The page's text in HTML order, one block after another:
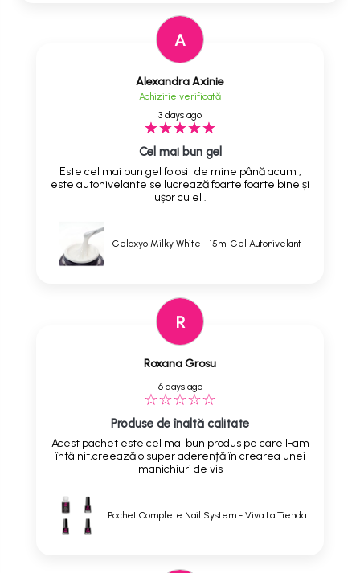
A
Alexandra Axinie
Achizitie verificată
3 days ago
Cel mai bun gel
Este cel mai bun gel folosit de mine până acum ,
este autonivelante se lucrează foarte foarte bine și
ușor cu el .
Gelaxyo Milky White - 15ml Gel Autonivelant
R
Roxana Grosu
6 days ago
Produse de înaltă calitate
Acest pachet este cel mai bun produs pe care l-am
întâlnit,creează o super aderență în crearea unei
manichiuri de vis
Pachet Complete Nail System - Viva La Tienda